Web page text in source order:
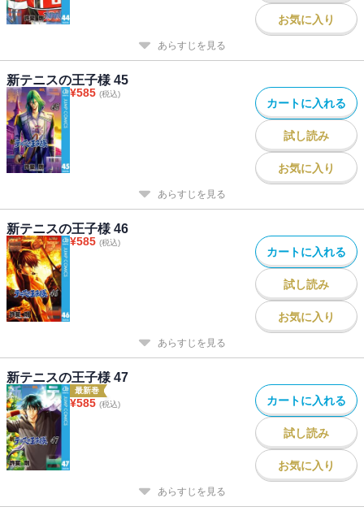
お気に入り
あらすじを見る
新テニスの王子様 45
¥585 (税込)
カートに入れる
試し読み
お気に入り
あらすじを見る
新テニスの王子様 46
¥585 (税込)
カートに入れる
試し読み
お気に入り
あらすじを見る
新テニスの王子様 47
最新巻
¥585 (税込) カートに入れる
試し読み
お気に入り
あらすじを見る